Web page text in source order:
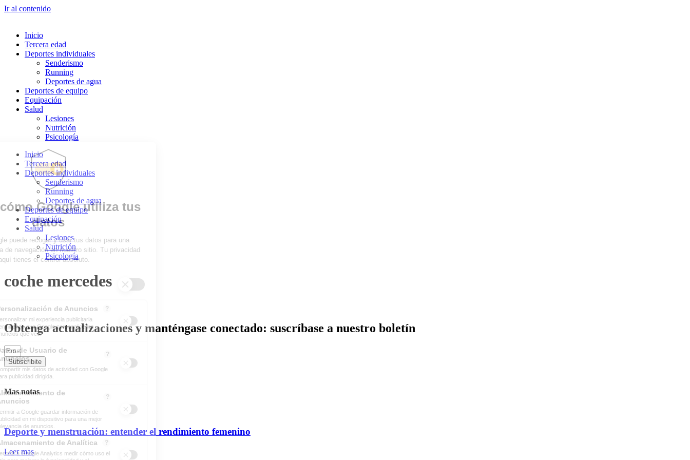
Ir al contenido
Inicio
Tercera edad
Deportes individuales
Senderismo
Running
Deportes de agua
Deportes de equipo
Equipación
Salud
Lesiones
Nutrición
Psicología
Inicio
Tercera edad
Deportes individuales
Senderismo
Running
Deportes de agua
Deportes de equipo
Equipación
Salud
Lesiones
Nutrición
Psicología
coche mercedes
Obtenga actualizaciones y manténgase conectado: suscríbase a nuestro boletín
Subscribite
Mas notas
Deporte y menstruación: entender el rendimiento femenino
Leer mas